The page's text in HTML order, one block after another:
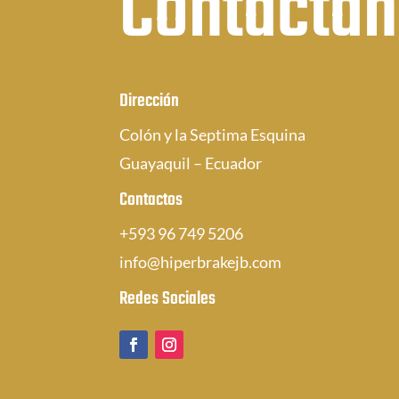
Dirección
Colón y la Septima Esquina
Guayaquil – Ecuador
Contactos
+593 96 749 5206
info@hiperbrakejb.com
Redes Sociales